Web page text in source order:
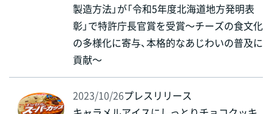
製造方法」が「令和5年度北海道地方発明表
彰」で特許庁長官賞を受賞～チーズの食文化
の多様化に寄与、本格的なあじわいの普及に
貢献～
2023/10/26プレスリリース